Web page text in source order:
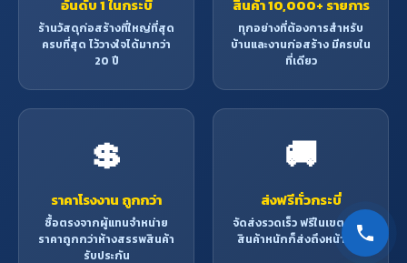
อันดับ 1 ในกระบี่
ร้านวัสดุก่อสร้างที่ใหญ่ที่สุด
ครบที่สุด ไว้วางใจได้มากว่า
20 ปี
สินค้า 10,000+ รายการ
ทุกอย่างที่ต้องการสำหรับ
บ้านและงานก่อสร้าง มีครบใน
ที่เดียว
💲
ราคาโรงงาน ถูกกว่า
ซื้อตรงจากผู้แทนจำหน่าย
ราคาถูกกว่าห้างสรรพสินค้า
รับประกัน
🚚
ส่งฟรีทั่วกระบี่
จัดส่งรวดเร็ว ฟรีในเขตกระบี่
สินค้าหนักก็ส่งถึงหน้าบ้าน